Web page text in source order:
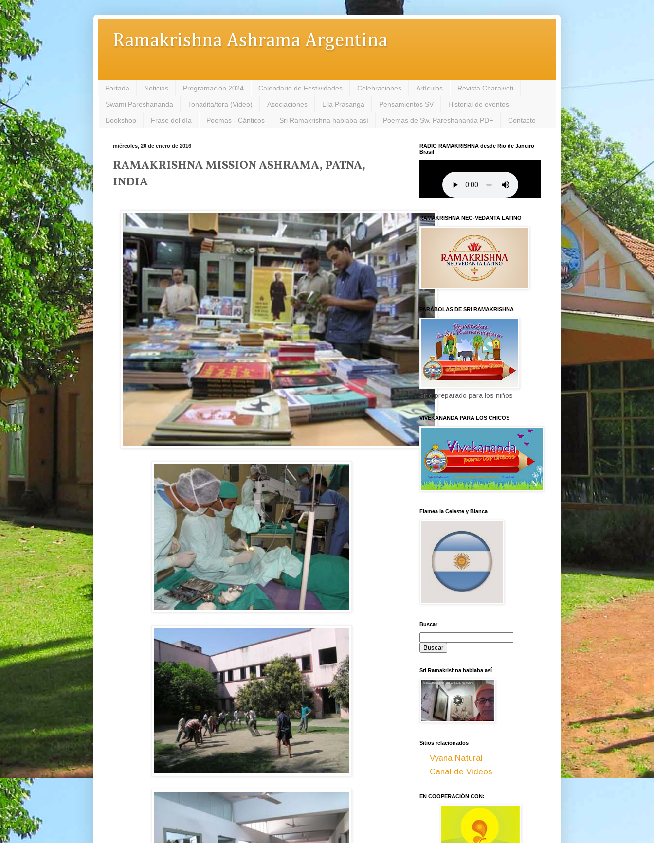
Ramakrishna Ashrama Argentina
Portada Noticias Programación 2024 Calendario de Festividades Celebraciones Artículos Revista Charaiveti
Swami Pareshananda Tonadita/tora (Video) Asociaciones Lila Prasanga Pensamientos SV Historial de eventos
Bookshop Frase del día Poemas - Cánticos Sri Ramakrishna hablaba así Poemas de Sw. Pareshananda PDF Contacto
miércoles, 20 de enero de 2016
RAMAKRISHNA MISSION ASHRAMA, PATNA,
INDIA
RADIO RAMAKRISHNA desde Rio de Janeiro
Brasil
RAMAKRISHNA NEO-VEDANTA LATINO
PARÁBOLAS DE SRI RAMAKRISHNA
Sitio preparado para los niños
VIVEKANANDA PARA LOS CHICOS
Flamea la Celeste y Blanca
Buscar
Sri Ramakrishna hablaba así
Sitios relacionados
Vyana Natural
Canal de Videos
EN COOPERACIÓN CON: